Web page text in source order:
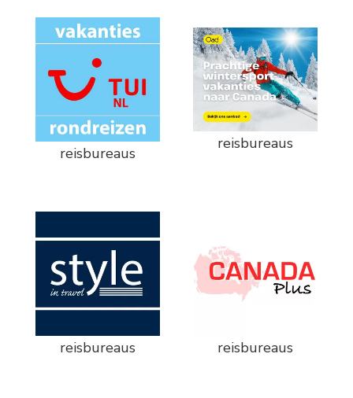
reisbureaus
reisbureaus
reisbureaus reisbureaus